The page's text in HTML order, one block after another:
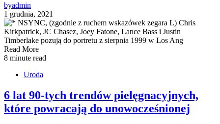
byadmin
1 grudnia, 2021
Read More
8 minute read
Uroda
6 lat 90-tych trendów pielęgnacyjnych,
które powracają do unowocześnionej